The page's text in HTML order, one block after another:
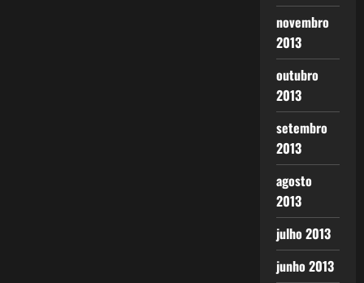
novembro
2013
outubro
2013
setembro
2013
agosto
2013
julho 2013
junho 2013